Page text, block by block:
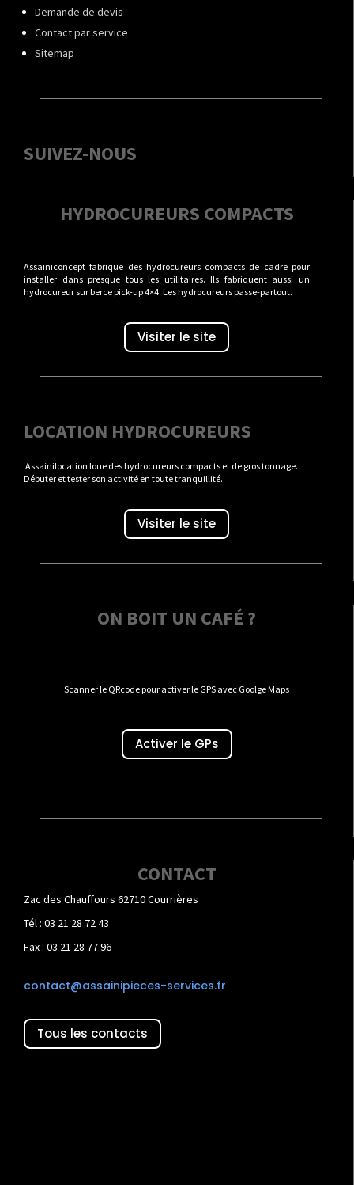
Demande de devis
Contact par service
Sitemap
SUIVEZ-NOUS
HYDROCUREURS COMPACTS
Assainiconcept fabrique des hydrocureurs compacts de cadre pour
installer dans presque tous les utilitaires. Ils fabriquent aussi un
hydrocureur sur berce pick-up 4×4. Les hydrocureurs passe-partout.
Visiter le site
LOCATION HYDROCUREURS
Assainilocation loue des hydrocureurs compacts et de gros tonnage.
Débuter et tester son activité en toute tranquillité.
Visiter le site
ON BOIT UN CAFÉ ?
Scanner le QRcode pour activer le GPS avec Goolge Maps
Activer le GPs
CONTACT
Zac des Chauffours 62710 Courrières
Tél : 03 21 28 72 43
Fax : 03 21 28 77 96
contact@assainipieces-services.fr
Tous les contacts